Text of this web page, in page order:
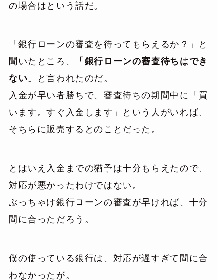
の場合はという話だ。
「銀行ローンの審査を待ってもらえるか？」と
聞いたところ、
「銀行ローンの審査待ちはでき
ない」
と言われたのだ。
入金が早い者勝ちで、審査待ちの期間中に「買
います。すぐ入金します」という人がいれば、
そちらに販売するとのことだった。
とはいえ入金までの猶予は十分もらえたので、
対応が悪かったわけではない。
ぶっちゃけ銀行ローンの審査が早ければ、十分
間に合っただろう。
僕の使っている銀行は、対応が遅すぎて間に合
わなかったが。